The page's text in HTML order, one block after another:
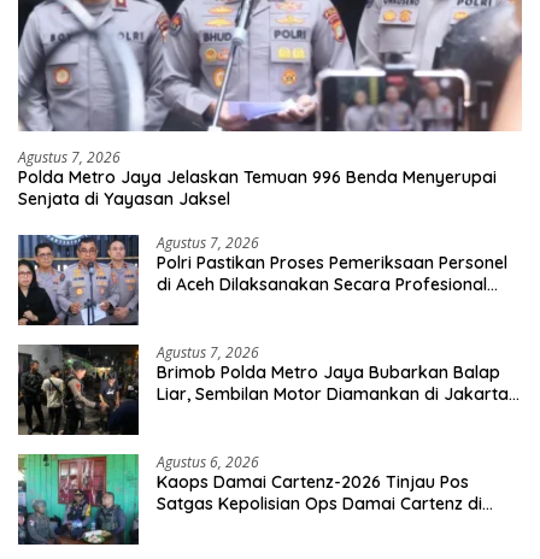
Agustus 7, 2026
Polda Metro Jaya Jelaskan Temuan 996 Benda Menyerupai
Senjata di Yayasan Jaksel
Agustus 7, 2026
Polri Pastikan Proses Pemeriksaan Personel
di Aceh Dilaksanakan Secara Profesional
Agustus 7, 2026
Brimob Polda Metro Jaya Bubarkan Balap
Liar, Sembilan Motor Diamankan di Jakarta
Agustus 6, 2026
Kaops Damai Cartenz-2026 Tinjau Pos
Satgas Kepolisian Ops Damai Cartenz di